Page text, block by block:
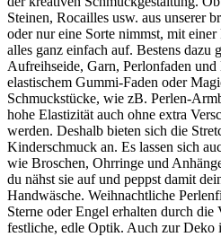
Steinen, Rocailles usw. aus unserer
oder nur eine Sorte nimmst, mit
alles ganz einfach auf. Bestens dazu
Aufreihseide, Garn, Perlonfaden
elastischem Gummi-Faden oder
Schmuckstücke, wie zB. Perlen-
hohe Elastizität auch ohne extra
werden. Deshalb bieten sich die
Kinderschmuck an. Es lassen sich
wie Broschen, Ohrringe und
du nähst sie auf und peppst damit
Handwäsche. Weihnachtliche
Sterne oder Engel erhalten durch die
festliche, edle Optik. Auch zur Deko